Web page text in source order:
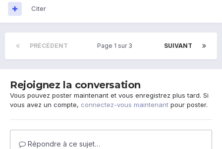
Citer
PRÉCÉDENT SUIVANT
Page 1 sur 3
Rejoignez la conversation
Vous pouvez poster maintenant et vous enregistrez plus tard. Si
vous avez un compte, connectez-vous maintenant pour poster.
Répondre à ce sujet…